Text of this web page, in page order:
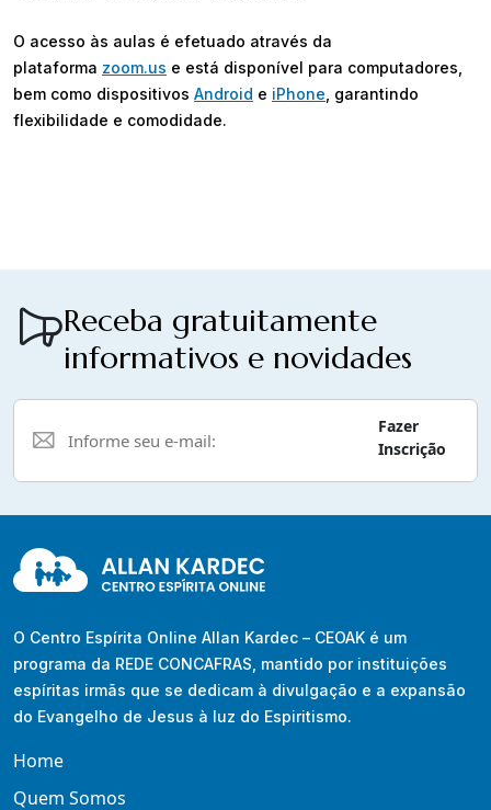
O acesso às aulas é efetuado através da
plataforma zoom.us e está disponível para computadores,
bem como dispositivos Android e iPhone , garantindo
flexibilidade e comodidade.
Receba gratuitamente
informativos e novidades
Fazer
Inscrição
O Centro Espírita Online Allan Kardec – CEOAK é um
programa da REDE CONCAFRAS, mantido por instituições
espíritas irmãs que se dedicam à divulgação e a expansão
do Evangelho de Jesus à luz do Espiritismo.
Home
Quem Somos